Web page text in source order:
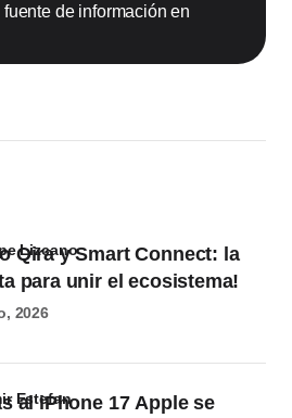
de información en
Qira y Smart Connect: la
para unir el ecosistema!
Lizcano
2026
al iPhone 17 Apple se
Estefan